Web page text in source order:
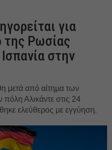
για
της Ρωσίας
στην
μετά από αίτημα των
Αλικάντε στις 24
ελεύθερος με εγγύηση.